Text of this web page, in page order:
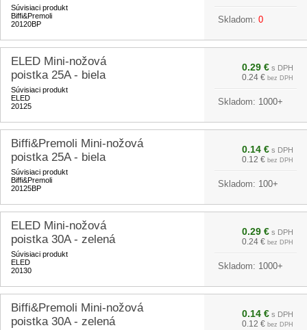
Súvisiaci produkt
Biffi&Premoli
20120BP
Skladom: 0
ELED Mini-nožová
poistka 25A - biela
Súvisiaci produkt
ELED
20125
0.29 € s DPH
0.24 € bez DPH
Skladom: 1000+
Biffi&Premoli Mini-nožová
poistka 25A - biela
Súvisiaci produkt
Biffi&Premoli
20125BP
0.14 € s DPH
0.12 € bez DPH
Skladom: 100+
ELED Mini-nožová
poistka 30A - zelená
Súvisiaci produkt
ELED
20130
0.29 € s DPH
0.24 € bez DPH
Skladom: 1000+
Biffi&Premoli Mini-nožová
poistka 30A - zelená
0.14 € s DPH
0.12 € bez DPH